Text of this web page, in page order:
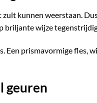
kunnen weerstaan.
briljante wijze
Een prismavormige fles,
geuren